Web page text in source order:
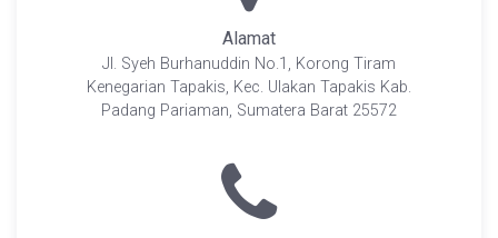
Alamat
Jl. Syeh Burhanuddin No.1, Korong Tiram
Kenegarian Tapakis, Kec. Ulakan Tapakis Kab.
Padang Pariaman, Sumatera Barat 25572